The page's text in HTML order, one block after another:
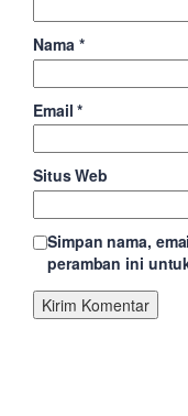
Nama *
Email*
Situs Web
Simpan nama,
peramban ini